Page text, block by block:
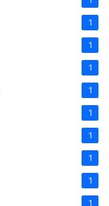
1
1
1
1
1
1
1
1
1